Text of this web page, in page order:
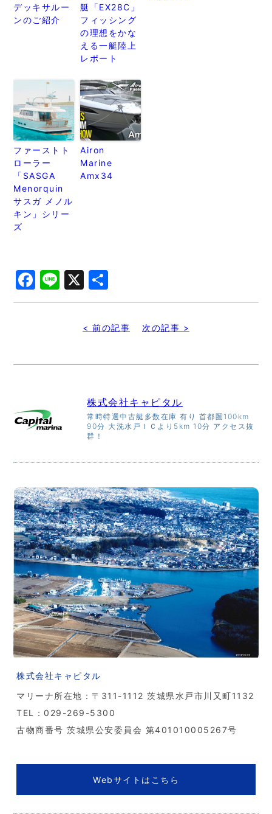
デッキサルー
ンのご紹介
艇「EX28C」
フィッシング
の理想をかな
える一艇陸上
レポート
ファーストト
ローラー
「SASGA
Menorquin
サスガ メノル
キン」シリー
ズ
Airon
Marine
Amx34
Facebook
Line
X
有
< 前の記事 次の記事 >
株式会社キャピタル
常時特選中古艇多数在庫 有り 首都圏100km
90分 大洗水戸ＩＣより5km 10分 アクセス抜
群！
株式会社キャピタル
マリーナ所在地：〒311-1112 茨城県水戸市川又町1132
TEL：029-269-5300
古物商番号 茨城県公安委員会 第401010005267号
Webサイトはこちら